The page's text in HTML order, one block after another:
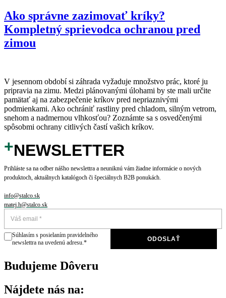
Ako správne zazimovať kríky?
Kompletný sprievodca ochranou pred
zimou
V jesennom období si záhrada vyžaduje množstvo prác, ktoré ju
pripravia na zimu. Medzi plánovanými úlohami by ste mali určite
pamätať aj na zabezpečenie kríkov pred nepriaznivými
podmienkami. Ako ochrániť rastliny pred chladom, silným vetrom,
snehom a nadmernou vlhkosťou? Zoznámte sa s osvedčenými
spôsobmi ochrany citlivých častí vašich kríkov.
+NEWSLETTER
Prihláste sa na odber nášho newslettra a neuniknú vám žiadne informácie o nových
produktoch, aktuálnych katalógoch či špeciálnych B2B ponukách.
info@stalco.sk
matej.h@stalco.sk
Súhlasím s posielaním pravidelného
newslettra na uvedenú adresu.*
ODOSLAŤ
Budujeme Dôveru
Nájdete nás na: